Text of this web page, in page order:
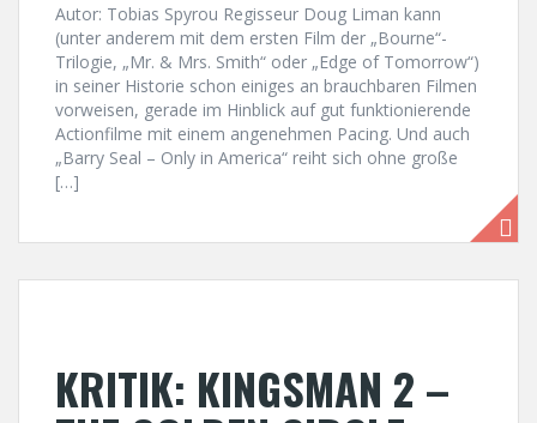
Autor: Tobias Spyrou Regisseur Doug Liman kann
(unter anderem mit dem ersten Film der „Bourne“-
Trilogie, „Mr. & Mrs. Smith“ oder „Edge of Tomorrow“)
in seiner Historie schon einiges an brauchbaren Filmen
vorweisen, gerade im Hinblick auf gut funktionierende
Actionfilme mit einem angenehmen Pacing. Und auch
„Barry Seal – Only in America“ reiht sich ohne große
[…]
KRITIK: KINGSMAN 2 –